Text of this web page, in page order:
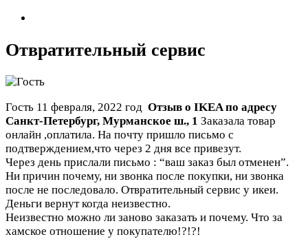
Отвратительный сервис
Гость 11 февраля, 2022 год Отзыв о IKEA по адресу
Санкт-Петербург, Мурманское ш., 1 Заказала товар
онлайн ,оплатила. На почту пришло письмо с
подтверждением,что через 2 дня все привезут.
Через день прислали письмо : “ваш заказ был отменен”.
Ни причин почему, ни звонка после покупки, ни звонка
после не последовало. Отвратительный сервис у икеи.
Деньги вернут когда неизвестно.
Неизвестно можно ли заново заказать и почему. Что за
хамское отношение у покупателю!?!?!